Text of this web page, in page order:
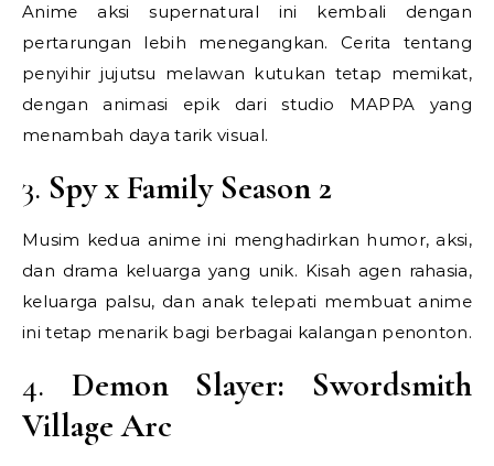
Anime aksi supernatural ini kembali dengan
pertarungan lebih menegangkan. Cerita tentang
penyihir jujutsu melawan kutukan tetap memikat,
dengan animasi epik dari studio MAPPA yang
menambah daya tarik visual.
3. Spy x Family Season 2
Musim kedua anime ini menghadirkan humor, aksi,
dan drama keluarga yang unik. Kisah agen rahasia,
keluarga palsu, dan anak telepati membuat anime
ini tetap menarik bagi berbagai kalangan penonton.
4. Demon Slayer: Swordsmith
Village Arc